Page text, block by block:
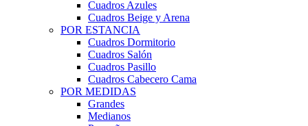
Cuadros Azules
Cuadros Beige y Arena
POR ESTANCIA
Cuadros Dormitorio
Cuadros Salón
Cuadros Pasillo
Cuadros Cabecero Cama
POR MEDIDAS
Grandes
Medianos